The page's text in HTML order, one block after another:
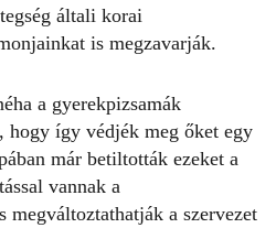
általi korai
is megzavarják.
a gyerekpizsamák
hogy így védjék meg őket egy
már betiltották ezeket a
vannak a
megváltoztathatják a szervezet